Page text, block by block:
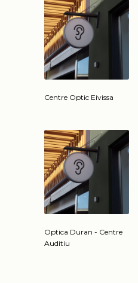
Centre Optic Eivissa
Optica Duran - Centre
Auditiu